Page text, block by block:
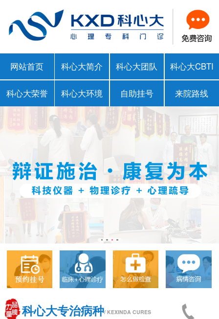
网站首页 科心大简介 科心大团队 科心大CBTI
科心大荣誉 科心大环境 自助挂号 来院路线
科心大专治病种/ KEXINDA CURES